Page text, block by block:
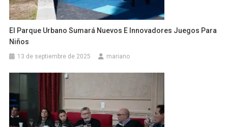
El Parque Urbano Sumará Nuevos E Innovadores Juegos Para
Niños
13 de septiembre de 2025 mariano